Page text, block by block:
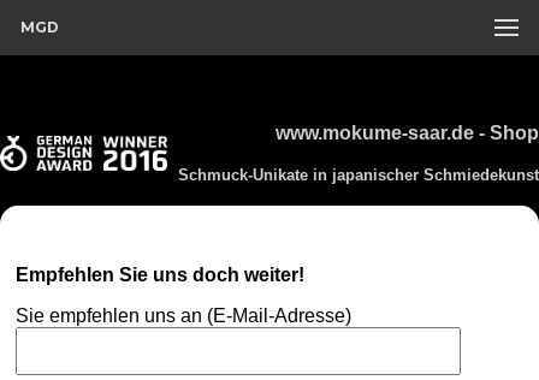
MGD
www.mokume-saar.de - Shop
Schmuck-Unikate in japanischer Schmiedekunst
Empfehlen Sie uns doch weiter!
Sie empfehlen uns an (E-Mail-Adresse)